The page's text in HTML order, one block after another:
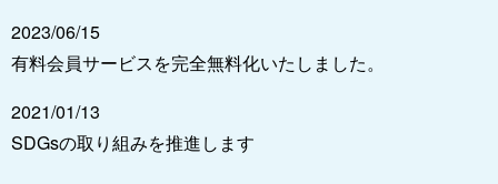
2023/06/15
有料会員サービスを完全無料化いたしました。
2021/01/13
SDGsの取り組みを推進します